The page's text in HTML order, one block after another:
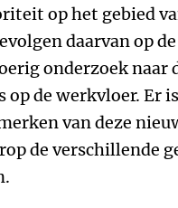
op het gebied
daarvan op
onderzoek naar
op de werkvloer. Er
van deze
de verschillende